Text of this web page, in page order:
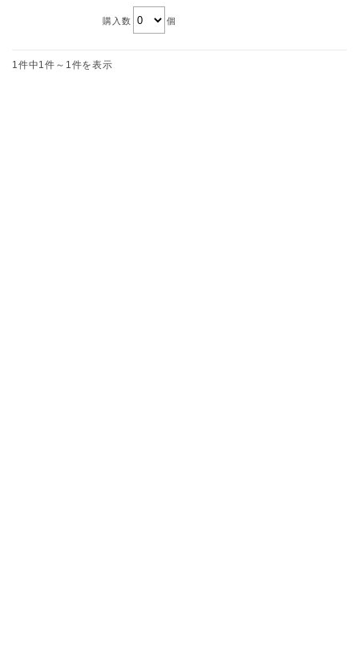
購入数 個
1件中1件～1件を表示